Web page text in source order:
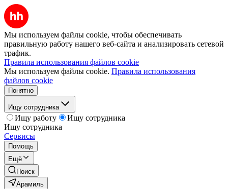
Мы используем файлы cookie, чтобы обеспечивать
правильную работу нашего веб-сайта и анализировать сетевой
трафик.
Правила использования файлов cookie
Мы используем файлы cookie. Правила использования
файлов cookie
Понятно
Ищу сотрудника
Ищу работу
Ищу сотрудника
Ищу сотрудника
Сервисы
Помощь
Ещё
Поиск
Арамиль